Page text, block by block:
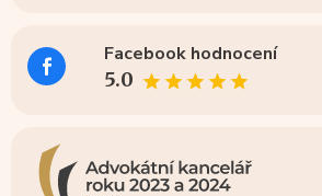
Facebook hodnocení
5.0